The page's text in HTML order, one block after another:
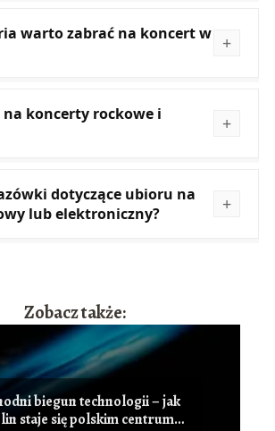
warto zabrać na koncert w
na koncerty rockowe i
dotyczące ubioru na
lub elektroniczny?
Zobacz także:
biegun technologii – jak
staje się polskim centrum